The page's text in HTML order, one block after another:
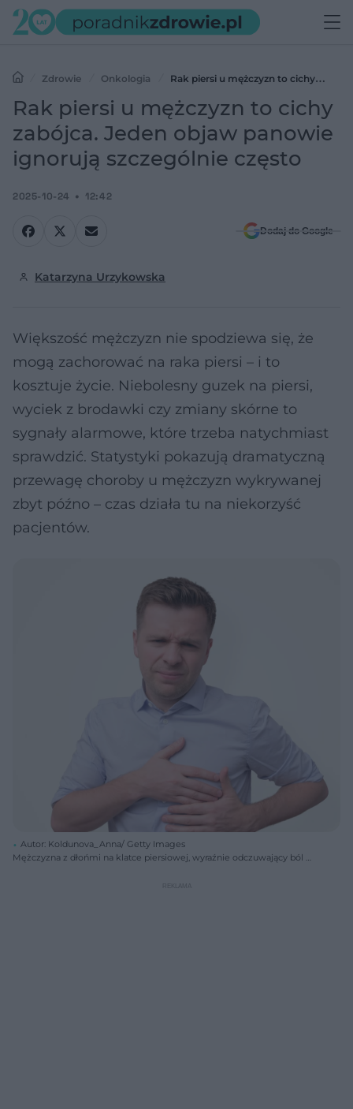
Zdrowie Onkologia
Rak piersi u mężczyzn to cichy
zabójca. Jeden objaw panowie ignorują szczególnie często
Rak piersi u mężczyzn to cichy
zabójca. Jeden objaw panowie
ignorują szczególnie często
2025-10-24 12:42
Dodaj do Google
Katarzyna Urzykowska
Większość mężczyzn nie spodziewa się, że
mogą zachorować na raka piersi – i to
kosztuje życie. Niebolesny guzek na piersi,
wyciek z brodawki czy zmiany skórne to
sygnały alarmowe, które trzeba natychmiast
sprawdzić. Statystyki pokazują dramatyczną
przewagę choroby u mężczyzn wykrywanej
zbyt późno – czas działa tu na niekorzyść
pacjentów.
Autor: Koldunova_Anna/ Getty Images
Mężczyzna z dłońmi na klatce piersiowej, wyraźnie odczuwający ból w
alarmujące objawy raka piersi u mężczyzn, o których przeczytasz